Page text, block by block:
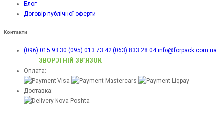
Блог
Договір публічної оферти
Контакти
(096) 015 93 30 (095) 013 73 42 (063) 833 28 04 info@forpack.com.ua
ЗВОРОТНІЙ ЗВ’ЯЗОК
Оплата:
Доставка: